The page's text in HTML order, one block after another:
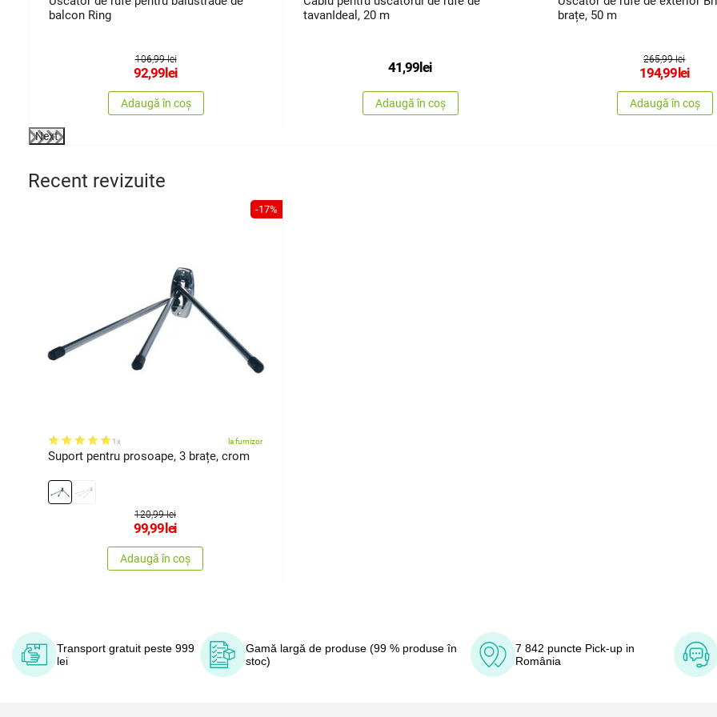
balcon Ring
106,99 lei
92,99lei
Adaugă în coș
tavanIdeal, 20 m
41,99lei
Adaugă în coș
brațe, 50 m
265,99 lei
194,99lei
Adaugă în coș
Next
Recent revizuite
-17%
1x la furnizor
Suport pentru prosoape, 3 brațe, crom
120,99 lei
99,99lei
Adaugă în coș
Transport gratuit peste 999
lei
Gamă largă de produse (99 % produse în
stoc)
7 842 puncte Pick-up in
România